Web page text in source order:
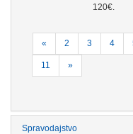
120€.
« 2 3 4
11 »
Spravodajstvo